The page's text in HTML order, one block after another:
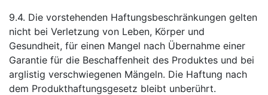
9.4. Die vorstehenden Haftungsbeschränkungen gelten
nicht bei Verletzung von Leben, Körper und
Gesundheit, für einen Mangel nach Übernahme einer
Garantie für die Beschaffenheit des Produktes und bei
arglistig verschwiegenen Mängeln. Die Haftung nach
dem Produkthaftungsgesetz bleibt unberührt.